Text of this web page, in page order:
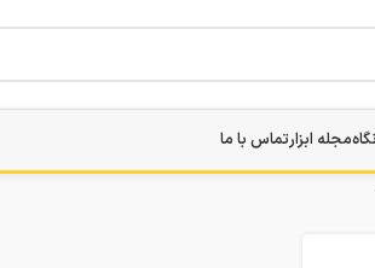
مجله ابزارتماس با ما